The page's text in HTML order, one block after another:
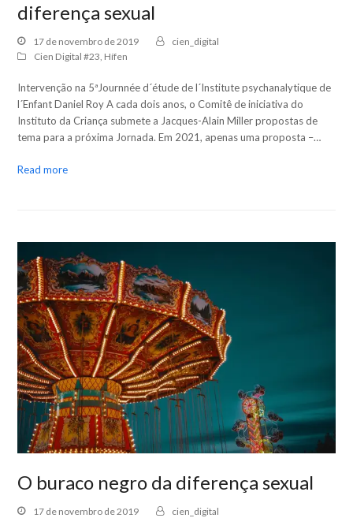
diferença sexual
17 de novembro de 2019
cien_digital
Cien Digital #23, Hífen
Intervenção na 5ªJournnée d´étude de l´Institute psychanalytique de
l´Enfant Daniel Roy A cada dois anos, o Comitê de iniciativa do
Instituto da Criança submete a Jacques-Alain Miller propostas de
tema para a próxima Jornada. Em 2021, apenas uma proposta –…
Read more
O buraco negro da diferença sexual
17 de novembro de 2019
cien_digital